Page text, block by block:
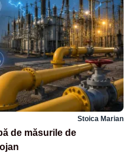
Stoica Marian
de măsurile de